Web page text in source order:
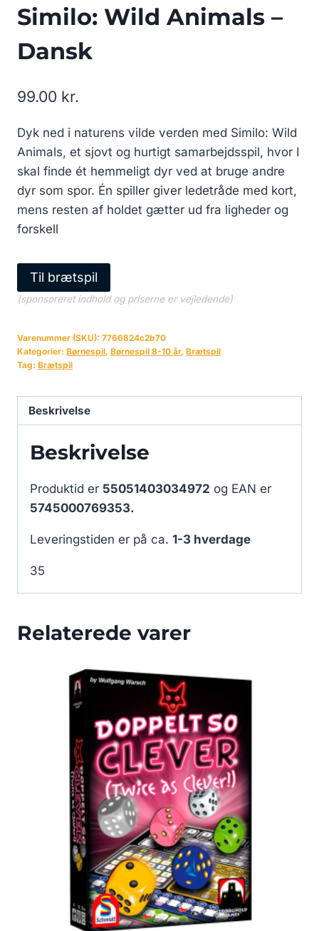
Similo: Wild Animals –
Dansk
99.00 kr.
Dyk ned i naturens vilde verden med Similo: Wild
Animals, et sjovt og hurtigt samarbejdsspil, hvor I
skal finde ét hemmeligt dyr ved at bruge andre
dyr som spor. Én spiller giver ledetråde med kort,
mens resten af holdet gætter ud fra ligheder og
forskell
Til brætspil
(sponsoreret indhold og priserne er vejledende)
Varenummer (SKU): 7766824c2b70
Kategorier: Børnespil, Børnespil 8-10 år, Brætspil
Tag: Brætspil
Beskrivelse
Beskrivelse
Produktid er 55051403034972 og EAN er
5745000769353.
Leveringstiden er på ca. 1-3 hverdage
35
Relaterede varer